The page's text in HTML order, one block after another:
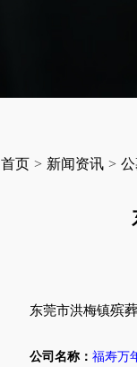
首页 > 新闻资讯 >
东莞市洪梅镇殡
公司名称： 福寿万